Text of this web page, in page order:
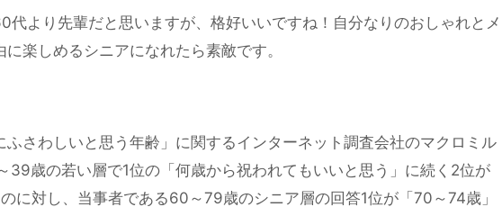
代より先輩だと思いますが、格好いいですね！自分なりのおしゃれとメ
楽しめるシニアになれたら素敵です。
ふさわしいと思う年齢」に関するインターネット調査会社のマクロミル
39歳の若い層で1位の「何歳から祝われてもいいと思う」に続く2位が
に対し、当事者である60～79歳のシニア層の回答1位が「70～74歳」